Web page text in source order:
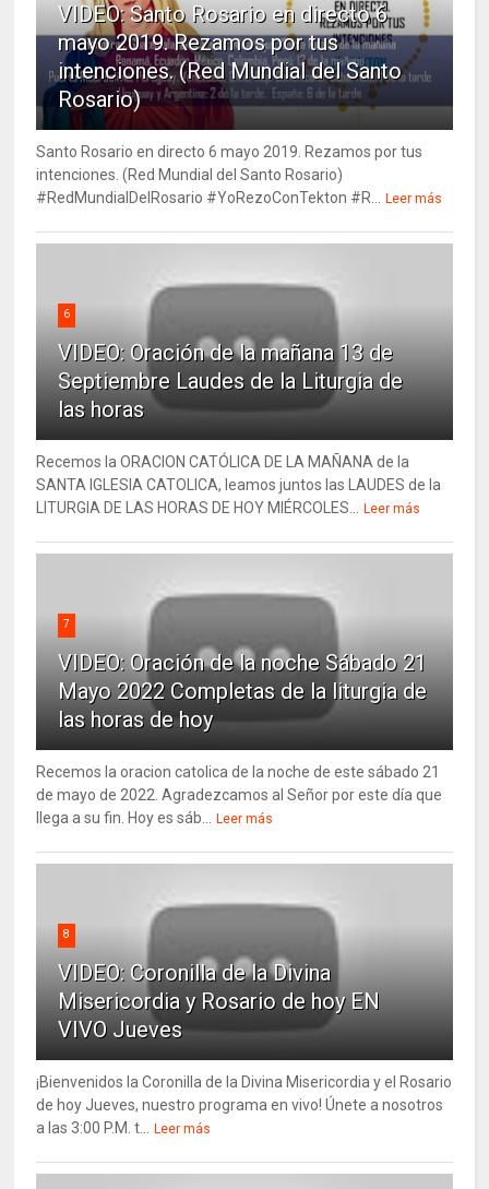
VIDEO: Santo Rosario en directo 6
mayo 2019. Rezamos por tus
intenciones. (Red Mundial del Santo
Rosario)
Santo Rosario en directo 6 mayo 2019. Rezamos por tus
intenciones. (Red Mundial del Santo Rosario)
#RedMundialDelRosario #YoRezoConTekton #R... Leer más
6
VIDEO: Oración de la mañana 13 de
Septiembre Laudes de la Liturgia de
las horas
Recemos la ORACION CATÓLICA DE LA MAÑANA de la
SANTA IGLESIA CATOLICA, leamos juntos las LAUDES de la
LITURGIA DE LAS HORAS DE HOY MIÉRCOLES... Leer más
7
VIDEO: Oración de la noche Sábado 21
Mayo 2022 Completas de la liturgia de
las horas de hoy
Recemos la oracion catolica de la noche de este sábado 21
de mayo de 2022. Agradezcamos al Señor por este día que
llega a su fin. Hoy es sáb... Leer más
8
VIDEO: Coronilla de la Divina
Misericordia y Rosario de hoy EN
VIVO Jueves
¡Bienvenidos la Coronilla de la Divina Misericordia y el Rosario
de hoy Jueves, nuestro programa en vivo! Únete a nosotros
a las 3:00 P.M. t... Leer más